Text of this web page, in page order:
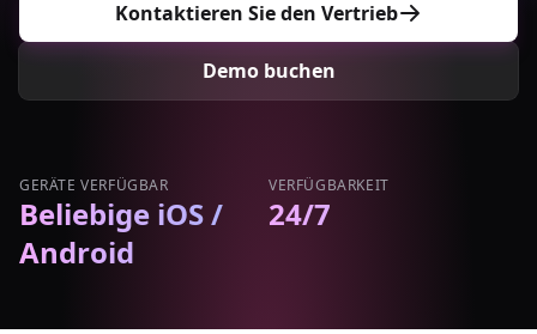
Kontaktieren Sie den Vertrieb
Demo buchen
GERÄTE VERFÜGBAR
Beliebige iOS /
Android
VERFÜGBARKEIT
24/7